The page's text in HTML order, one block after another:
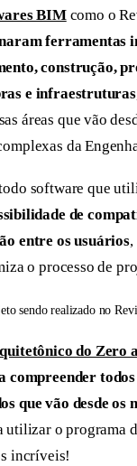
BIMcomo o
ferramentas
construção,
e infraestruturas
áreas que vão
da
software que
de
entre os usuários,
o processo de
sendo realizado no
do Zero
compreender todos
que vão desde os
utilizar o programa
incríveis!